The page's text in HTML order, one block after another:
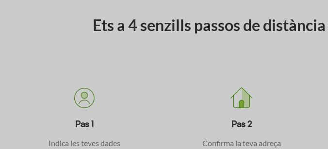
Ets a 4 senzills passos de
Pas 1
Indica les teves dades
Pas 2
Confirma la teva adreça